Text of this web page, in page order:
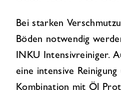
Bei starken
Böden notwendig
INKU Intensivreiniger.
eine intensive
Kombination mit Öl